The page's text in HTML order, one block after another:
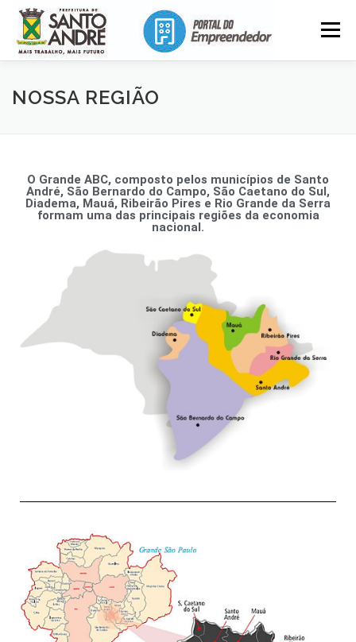
Menu
APOIO FORMALIZE
NOSSA REGIÃO
O Grande ABC, composto pelos municípios de Santo
André, São Bernardo do Campo, São Caetano do Sul,
Diadema, Mauá, Ribeirão Pires e Rio Grande da Serra
formam uma das principais regiões da economia
nacional.